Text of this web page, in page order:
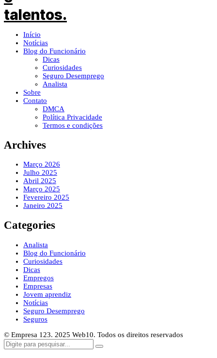
Início
Notícias
Blog do Funcionário
Dicas
Curiosidades
Seguro Desemprego
Analista
Sobre
Contato
DMCA
Política Privacidade
Termos e condições
Archives
Março 2026
Julho 2025
Abril 2025
Março 2025
Fevereiro 2025
Janeiro 2025
Categories
Analista
Blog do Funcionário
Curiosidades
Dicas
Empregos
Empresas
Jovem aprendiz
Notícias
Seguro Desemprego
Seguros
© Empresa 123. 2025 Web10. Todos os direitos reservados